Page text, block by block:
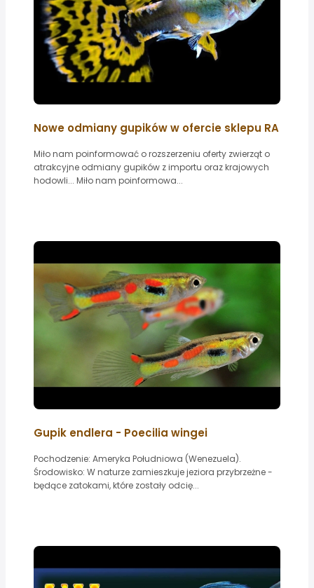
Nowe odmiany gupików w ofercie sklepu RA
Miło nam poinformować o rozszerzeniu oferty zwierząt o
atrakcyjne odmiany gupików z importu oraz krajowych
hodowli... Miło nam poinformowa...
Gupik endlera - Poecilia wingei
Pochodzenie: Ameryka Południowa (Wenezuela).
Środowisko: W naturze zamieszkuje jeziora przybrzeżne -
będące zatokami, które zostały odcię...